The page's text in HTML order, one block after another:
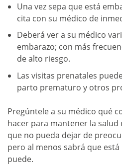
Una vez sepa que está
cita con su médico de
Deberá ver a su médico
embarazo; con más
de alto riesgo.
Las visitas prenatales
parto prematuro y otros
Pregúntele a su médico qué
hacer para mantener la salud
que no pueda dejar de
pero al menos sabrá que
puede.